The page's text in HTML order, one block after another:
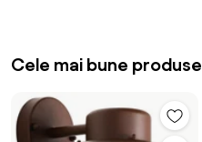
Cele mai bune